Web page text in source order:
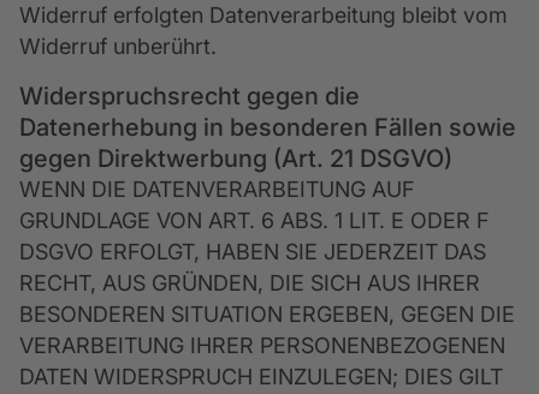
Widerruf erfolgten Datenverarbeitung bleibt vom
Widerruf unberührt.
Widerspruchsrecht gegen die
Datenerhebung in besonderen Fällen sowie
gegen Direktwerbung (Art. 21 DSGVO)
WENN DIE DATENVERARBEITUNG AUF
GRUNDLAGE VON ART. 6 ABS. 1 LIT. E ODER F
DSGVO ERFOLGT, HABEN SIE JEDERZEIT DAS
RECHT, AUS GRÜNDEN, DIE SICH AUS IHRER
BESONDEREN SITUATION ERGEBEN, GEGEN DIE
VERARBEITUNG IHRER PERSONENBEZOGENEN
DATEN WIDERSPRUCH EINZULEGEN; DIES GILT